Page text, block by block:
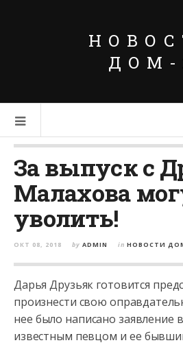
ДОМ-
За выпуск с
Малахова
уволить!
ОКТ 08, 2018 by ADMIN in НОВОСТИ
Дарья Друзьяк готовится
произнести свою
нее было написано заявление
известным певцом и ее